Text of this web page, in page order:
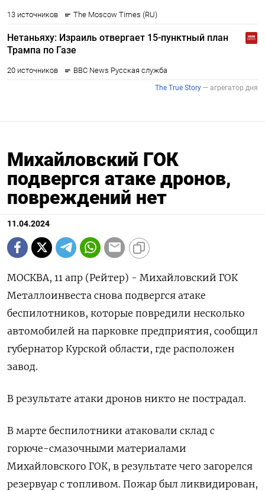
Михайловский ГОК
подвергся атаке дронов,
повреждений нет
11.04.2024
МОСКВА, 11 апр (Рейтер) - Михайловский ГОК
Металлоинвеста снова подвергся атаке
беспилотников, которые повредили несколько
автомобилей на парковке предприятия, сообщил
губернатор Курской области, где расположен
завод.
В результате атаки дронов никто не пострадал.
В марте беспилотники атаковали склад с
горюче-смазочными материалами
Михайловского ГОК, в результате чего загорелся
резервуар с топливом. Пожар был ликвидирован,